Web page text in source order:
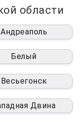
области
Андреаполь
Белый
Весьегонск
Двина